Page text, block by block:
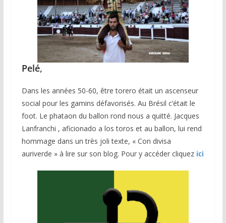
Pelé,
Dans les années 50-60, être torero était un ascenseur
social pour les gamins défavorisés. Au Brésil c’était le
foot. Le phataon du ballon rond nous a quitté. Jacques
Lanfranchi , aficionado a los toros et au ballon, lui rend
hommage dans un très joli texte, « Con divisa
auriverde » à lire sur son blog. Pour y accéder cliquez ici